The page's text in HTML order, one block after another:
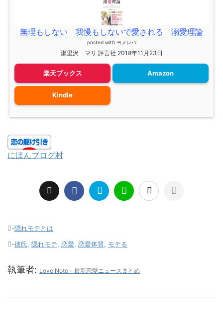
無理もしない 我慢もしないで愛される 溺愛理論
posted with ヨメレバ
瀬里沢 マリ 評言社 2018年11月23日
楽天ブックス Amazon
Kindle
にほんブログ村
-隠れモテとは
-彼氏, 隠れモテ, 恋愛, 恋愛体質, モテる
執筆者: Love Note - 最新恋愛ニュースまとめ